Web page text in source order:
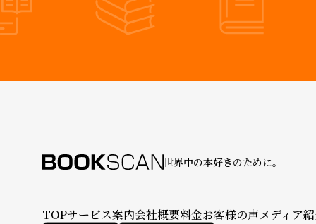
世界中の本好きのために。
TOPサービス案内会社概要料金お客様の声メディア